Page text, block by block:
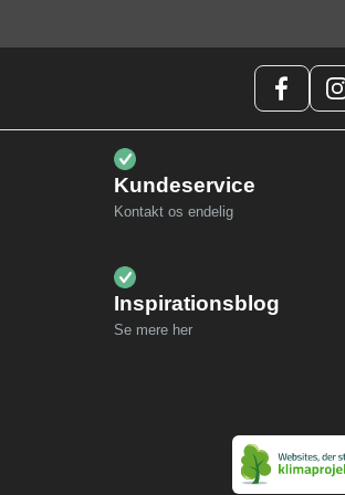
Kundeservice
Kontakt os endelig
Inspirationsblog
Se mere her